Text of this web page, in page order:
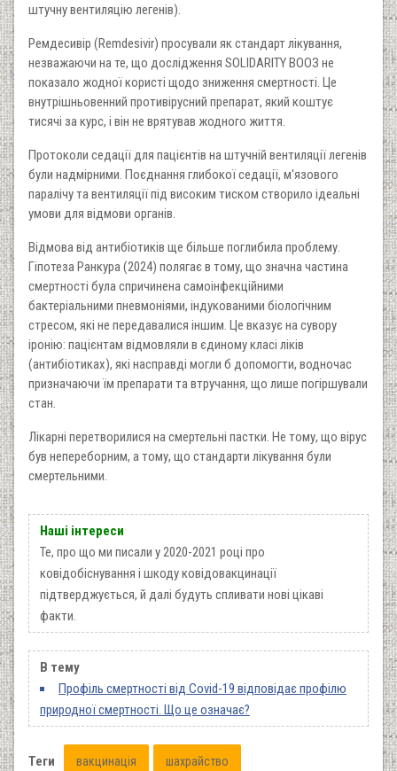
штучну вентиляцію легенів).
Ремдесивір (Remdesivir) просували як стандарт лікування,
незважаючи на те, що дослідження SOLIDARITY ВООЗ не
показало жодної користі щодо зниження смертності. Це
внутрішньовенний противірусний препарат, який коштує
тисячі за курс, і він не врятував жодного життя.
Протоколи седації для пацієнтів на штучній вентиляції легенів
були надмірними. Поєднання глибокої седації, м'язового
паралічу та вентиляції під високим тиском створило ідеальні
умови для відмови органів.
Відмова від антибіотиків ще більше поглибила проблему.
Гіпотеза Ранкура (2024) полягає в тому, що значна частина
смертності була спричинена самоінфекційними
бактеріальними пневмоніями, індукованими біологічним
стресом, які не передавалися іншим. Це вказує на сувору
іронію: пацієнтам відмовляли в єдиному класі ліків
(антибіотиках), які насправді могли б допомогти, водночас
призначаючи їм препарати та втручання, що лише погіршували
стан.
Лікарні перетворилися на смертельні пастки. Не тому, що вірус
був непереборним, а тому, що стандарти лікування були
смертельними.
Наші інтереси
Те, про що ми писали у 2020-2021 році про
ковідобіснування і шкоду ковідовакцинації
підтверджується, й далі будуть спливати нові цікаві
факти.
В тему
Профіль смертності від Covid-19 відповідає профілю
природної смертності. Що це означає?
Теги вакцинація шахрайство